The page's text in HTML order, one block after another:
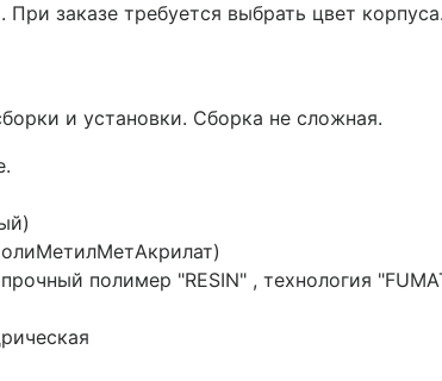
заказе требуется выбрать цвет корпуса.
и установки. Сборка не сложная.
полимер "RESIN" , технология